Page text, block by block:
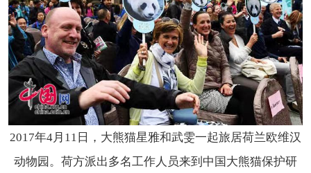
2017年4月11日，大熊猫星雅和武雯一起旅居荷兰欧维汉
动物园。荷方派出多名工作人员来到中国大熊猫保护研